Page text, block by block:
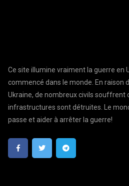
Ce site illumine vraiment la guerre en
commencé dans le monde. En raison
Ukraine, de nombreux civils souffrent
infrastructures sont détruites. Le
passe et aider à arrêter la guerre!